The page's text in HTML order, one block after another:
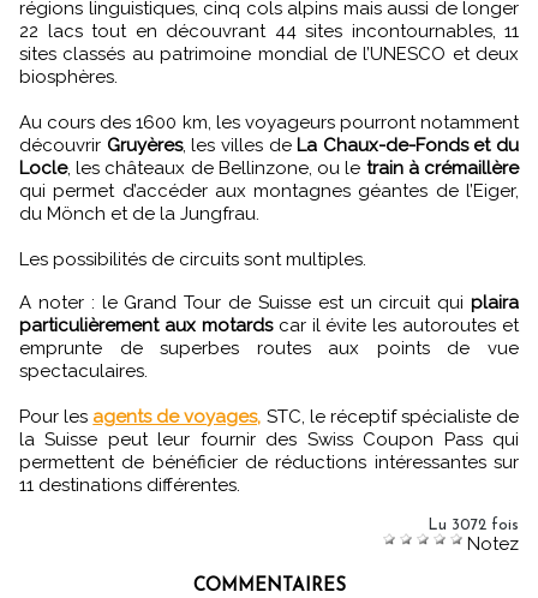
régions linguistiques, cinq cols alpins mais aussi de longer
22 lacs tout en découvrant 44 sites incontournables, 11
sites classés au patrimoine mondial de l’UNESCO et deux
biosphères.
Au cours des 1600 km, les voyageurs pourront notamment
découvrir Gruyères, les villes de La Chaux-de-Fonds et du
Locle, les châteaux de Bellinzone, ou le train à crémaillère
qui permet d’accéder aux montagnes géantes de l’Eiger,
du Mönch et de la Jungfrau.
Les possibilités de circuits sont multiples.
A noter : le Grand Tour de Suisse est un circuit qui plaira
particulièrement aux motardscar il évite les autoroutes et
emprunte de superbes routes aux points de vue
spectaculaires.
Pour les agents de voyages, STC, le réceptif spécialiste de
la Suisse peut leur fournir des Swiss Coupon Pass qui
permettent de bénéficier de réductions intéressantes sur
11 destinations différentes.
Lu 3072 fois
Notez
COMMENTAIRES